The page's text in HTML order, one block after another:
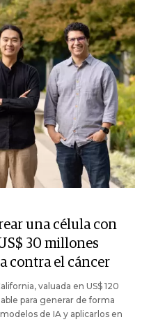
una célula con
30 millones
contra el cáncer
valuada en US$ 120
para generar de forma
de IA y aplicarlos en